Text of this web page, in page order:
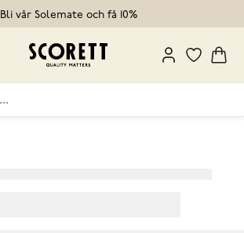
Bli vår Solemate och få 10%